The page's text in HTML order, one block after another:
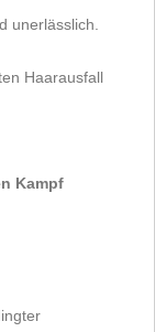
unerlässlich.
Haarausfall
Kampf